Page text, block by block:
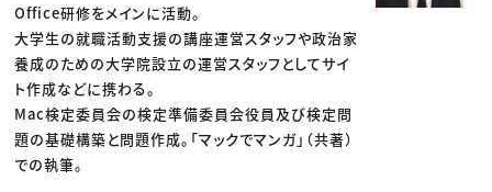
Office研修をメインに活動。
大学生の就職活動支援の講座運営スタッフや政治家
養成のための大学院設立の運営スタッフとしてサイ
ト作成などに携わる。
Mac検定委員会の検定準備委員会役員及び検定問
題の基礎構築と問題作成。「マックでマンガ」（共著）
での執筆。